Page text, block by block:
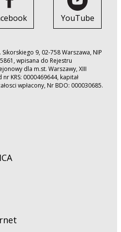
YouTube
Sikorskiego 9, 02-758 Warszawa, NIP
wpisana do Rejestru
dla m.st. Warszawy, XIII
KRS: 0000469644, kapitał
wpłacony, Nr BDO: 000030685.